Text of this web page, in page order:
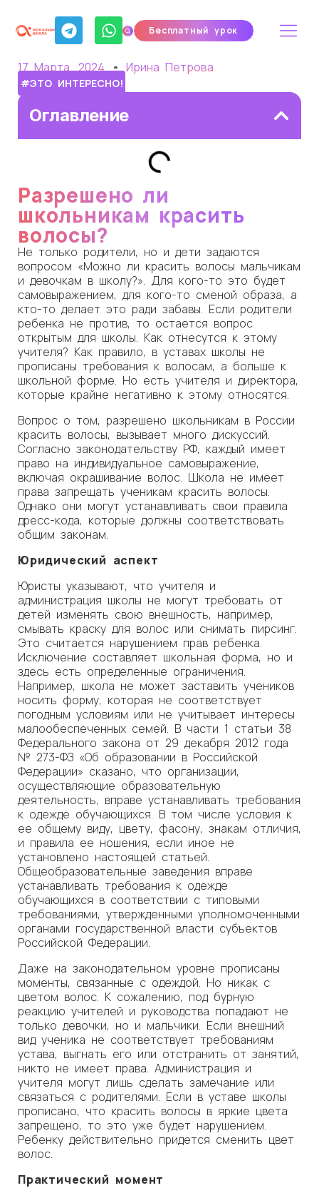
Бесплатный урок
17 Марта, 2024 Ирина Петрова
#ЭТО ИНТЕРЕСНО!
Оглавление
Разрешено ли
школьникам красить
волосы?
Не только родители, но и дети задаются
вопросом «Можно ли красить волосы мальчикам
и девочкам в школу?». Для кого-то это будет
самовыражением, для кого-то сменой образа, а
кто-то делает это ради забавы. Если родители
ребенка не против, то остается вопрос
открытым для школы. Как отнесутся к этому
учителя? Как правило, в уставах школы не
прописаны требования к волосам, а больше к
школьной форме. Но есть учителя и директора,
которые крайне негативно к этому относятся.
Вопрос о том, разрешено школьникам в России
красить волосы, вызывает много дискуссий.
Согласно законодательству РФ, каждый имеет
право на индивидуальное самовыражение,
включая окрашивание волос. Школа не имеет
права запрещать ученикам красить волосы.
Однако они могут устанавливать свои правила
дресс-кода, которые должны соответствовать
общим законам.
Юридический аспект
Юристы указывают, что учителя и
администрация школы не могут требовать от
детей изменять свою внешность, например,
смывать краску для волос или снимать пирсинг.
Это считается нарушением прав ребенка.
Исключение составляет школьная форма, но и
здесь есть определенные ограничения.
Например, школа не может заставить учеников
носить форму, которая не соответствует
погодным условиям или не учитывает интересы
малообеспеченных семей. В части 1 статьи 38
Федерального закона от 29 декабря 2012 года
№ 273-ФЗ «Об образовании в Российской
Федерации» сказано, что организации,
осуществляющие образовательную
деятельность, вправе устанавливать требования
к одежде обучающихся. В том числе условия к
ее общему виду, цвету, фасону, знакам отличия,
и правила ее ношения, если иное не
установлено настоящей статьей.
Общеобразовательные заведения вправе
устанавливать требования к одежде
обучающихся в соответствии с типовыми
требованиями, утвержденными уполномоченными
органами государственной власти субъектов
Российской Федерации.
Даже на законодательном уровне прописаны
моменты, связанные с одеждой. Но никак с
цветом волос. К сожалению, под бурную
реакцию учителей и руководства попадают не
только девочки, но и мальчики. Если внешний
вид ученика не соответствует требованиям
устава, выгнать его или отстранить от занятий,
никто не имеет права. Администрация и
учителя могут лишь сделать замечание или
связаться с родителями. Если в уставе школы
прописано, что красить волосы в яркие цвета
запрещено, то это уже будет нарушением.
Ребенку действительно придется сменить цвет
волос.
Практический момент